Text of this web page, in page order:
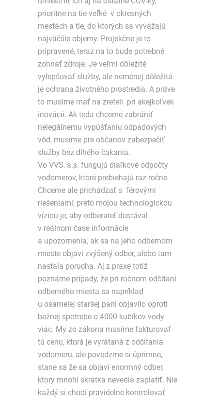
prioritne na tie veľké v okresných
mestách a tie, do ktorých sa vyvážajú
najväčšie objemy. Projekčne je to
pripravené, teraz na to bude potrebné
zohnať zdroje. Je veľmi dôležité
vylepšovať služby, ale nemenej dôležitá
je ochrana životného prostredia. A práve
to musíme mať na zreteli pri akejkoľvek
inovácii. Ak teda chceme zabrániť
nelegálnemu vypúšťaniu odpadových
vôd, musíme pre občanov zabezpečiť
služby bez dlhého čakania.
Vo VVS, a.s. fungujú diaľkové odpočty
vodomerov, ktoré prebiehajú raz ročne.
Chceme ale prichádzať s férovými
riešeniami, preto mojou technologickou
víziou je, aby odberateľ dostával
v reálnom čase informácie
a upozornenia, ak sa na jeho odbernom
mieste objaví zvýšený odber, alebo tam
nastala porucha. Aj z praxe totiž
poznáme prípady, že pri ročnom odčítaní
odberného miesta sa napríklad
u osamelej staršej pani objavilo oproti
bežnej spotrebe o 4000 kubíkov vody
viac. My zo zákona musíme fakturovať
tú cenu, ktorá je vyrátaná z odčítania
vodomeru, ale povedzme si úprimne,
stane sa že sa objaví enormný odber,
ktorý mnohí skrátka nevedia zaplatiť. Nie
každý si chodí pravidelne kontrolovať